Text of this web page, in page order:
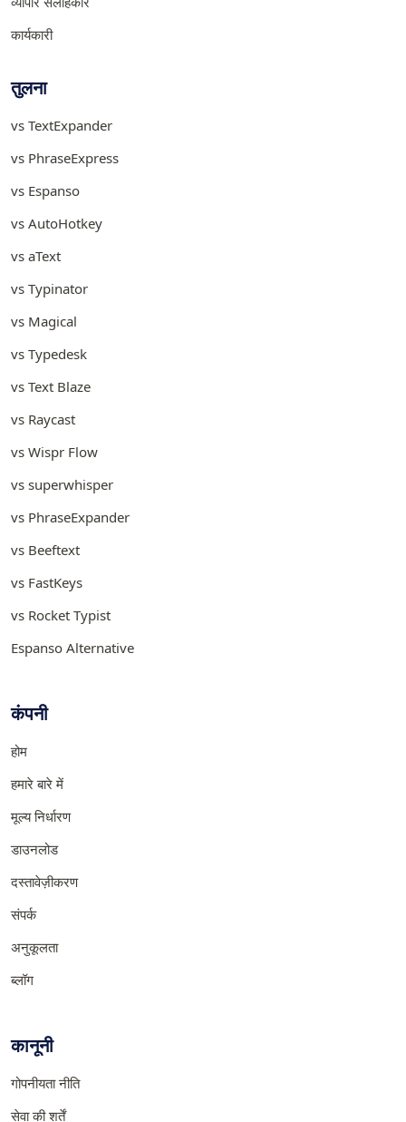
कार्यकारी
तुलना
vs TextExpander
vs PhraseExpress
vs Espanso
vs AutoHotkey
vs aText
vs Typinator
vs Magical
vs Typedesk
vs Text Blaze
vs Raycast
vs Wispr Flow
vs superwhisper
vs PhraseExpander
vs Beeftext
vs FastKeys
vs Rocket Typist
Espanso Alternative
कंपनी
होम
हमारे बारे में
मूल्य निर्धारण
डाउनलोड
दस्तावेज़ीकरण
संपर्क
अनुकूलता
ब्लॉग
कानूनी
गोपनीयता नीति
सेवा की शर्तें